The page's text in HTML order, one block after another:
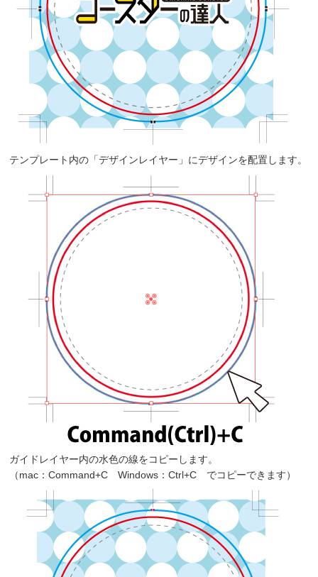
テンプレート内の「デザインレイヤー」にデザインを配置します。
ガイドレイヤー内の水色の線をコピーします。
（mac：Command+C Windows：Ctrl+C でコピーできます）